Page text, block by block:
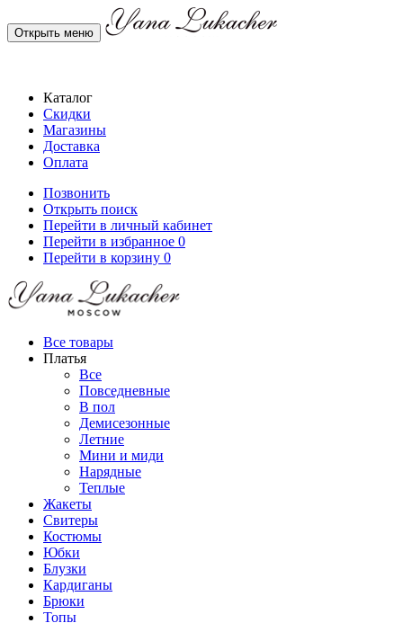
Открыть меню
Каталог
Скидки
Магазины
Доставка
Оплата
Позвонить
Открыть поиск
Перейти в личный кабинет
Перейти в избранное 0
Перейти в корзину 0
Все товары
Платья
Все
Повседневные
В пол
Демисезонные
Летние
Мини и миди
Нарядные
Теплые
Жакеты
Свитеры
Костюмы
Юбки
Блузки
Кардиганы
Брюки
Топы